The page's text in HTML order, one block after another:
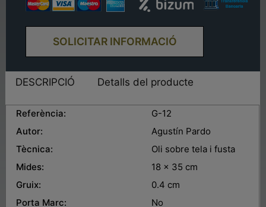
SOLICITAR INFORMACIÓ
DESCRIPCIÓ Detalls del producte
Referència:
G-12
Autor:
Agustín Pardo
Tècnica:
Oli sobre tela i fusta
Mides:
18 x 35 cm
Gruix:
0.4 cm
Porta Marc:
No